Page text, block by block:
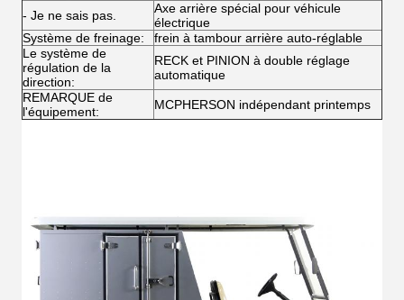
- Je ne sais pas.
Axe arrière spécial pour véhicule
électrique
Système de freinage:
frein à tambour arrière auto-réglable
Le système de
régulation de la
direction:
RECK et PINION à double réglage
automatique
REMARQUE de
l'équipement:
MCPHERSON indépendant printemps